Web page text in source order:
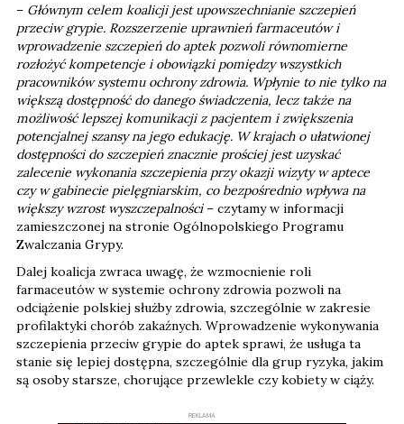
– Głównym celem koalicji jest upowszechnianie szczepień
przeciw grypie. Rozszerzenie uprawnień farmaceutów i
wprowadzenie szczepień do aptek pozwoli równomierne
rozłożyć kompetencje i obowiązki pomiędzy wszystkich
pracowników systemu ochrony zdrowia. Wpłynie to nie tylko na
większą dostępność do danego świadczenia, lecz także na
możliwość lepszej komunikacji z pacjentem i zwiększenia
potencjalnej szansy na jego edukację. W krajach o ułatwionej
dostępności do szczepień znacznie prościej jest uzyskać
zalecenie wykonania szczepienia przy okazji wizyty w aptece
czy w gabinecie pielęgniarskim, co bezpośrednio wpływa na
większy wzrost wyszczepalności– czytamy w informacji
zamieszczonej na stronie Ogólnopolskiego Programu
Zwalczania Grypy.
Dalej koalicja zwraca uwagę, że wzmocnienie roli
farmaceutów w systemie ochrony zdrowia pozwoli na
odciążenie polskiej służby zdrowia, szczególnie w zakresie
profilaktyki chorób zakaźnych. Wprowadzenie wykonywania
szczepienia przeciw grypie do aptek sprawi, że usługa ta
stanie się lepiej dostępna, szczególnie dla grup ryzyka, jakim
są osoby starsze, chorujące przewlekle czy kobiety w ciąży.
REKLAMA